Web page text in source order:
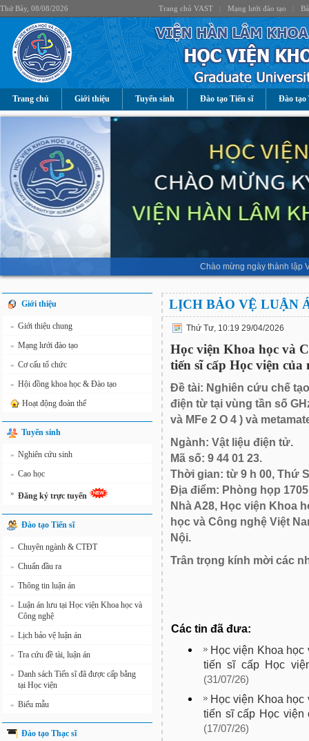
Thứ Bảy, 08/08/2026 Trang chủ VAST Mạng lưới đào tạo
Trang chủ Giới thiệu Tuyển sinh Đào tạo Tiến sĩ Đào tạo
Chào mừng ngày thành lập
Giới thiệu
» Giới thiệu chung
» Mạng lưới đào tạo
» Cơ cấu tổ chức
» Hội đồng khoa học & Đào tạo
Hoạt động đoàn thể
Tuyển sinh
» Nghiên cứu sinh
» Cao học
» Đăng ký trực tuyến
Đào tạo Tiến sĩ
» Chuyên ngành & CTĐT
» Chuẩn đầu ra
» Thông tin luận án
» Luận án lưu tại Học viện Khoa học và
Công nghệ
» Lịch bảo vệ luận án
» Tra cứu đề tài, luận án
» Danh sách Tiến sĩ đã được cấp bằng
tại Học viện
» Biểu mẫu
Đào tạo Thạc sĩ
LỊCH BẢO VỆ LUẬN
Thứ Tư, 10:19 29/04/2026
Học viện Khoa học và
tiến sĩ cấp Học viện
Đề tài: Nghiên cứu chế
điện từ tại vùng tần số
và MFe 2 O 4 ) và
Ngành: Vật liệu điện tử.
Mã số: 9 44 01 23.
Thời gian: từ 9 h 00, Thứ
Địa điểm: Phòng họp
Nhà A28, Học viện Khoa
học và Công nghệ Việt
Nội.
Trân trọng kính mời các
Các tin đã đưa:
Học viện Khoa học
tiến sĩ cấp Học
(31/07/26)
Học viện Khoa học
tiến sĩ cấp Học viện
(17/07/26)